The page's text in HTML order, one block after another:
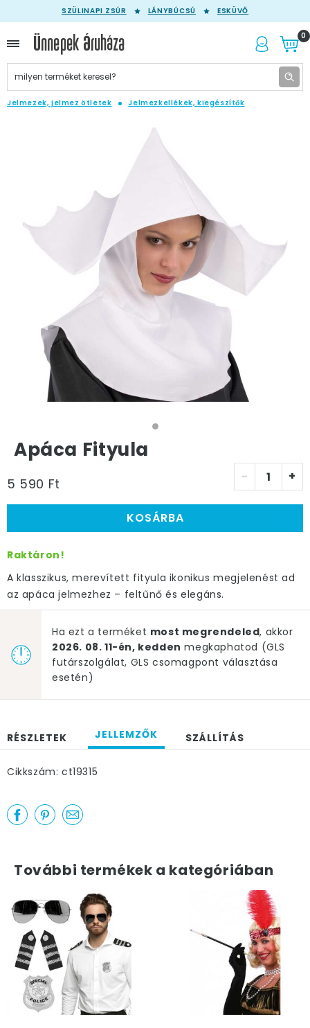
SZÜLINAPI ZSÚR LÁNYBÚCSÚ ESKÜVŐ
0
Jelmezek, jelmez ötletek Jelmezkellékek, kiegészítők
Apáca Fityula
5 590 Ft - +
KOSÁRBA
Raktáron!
A klasszikus, merevített fityula ikonikus megjelenést ad
az apáca jelmezhez – feltűnő és elegáns.
Ha ezt a terméket most megrendeled, akkor
2026. 08. 11-én, kedden megkaphatod (GLS
futárszolgálat, GLS csomagpont választása
esetén)
RÉSZLETEK JELLEMZŐK SZÁLLÍTÁS
Cikkszám: ct19315
További termékek a kategóriában